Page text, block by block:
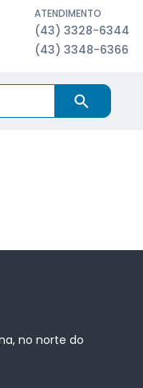
ATENDIMENTO
(43) 3328-6344
(43) 3348-6366
no norte do